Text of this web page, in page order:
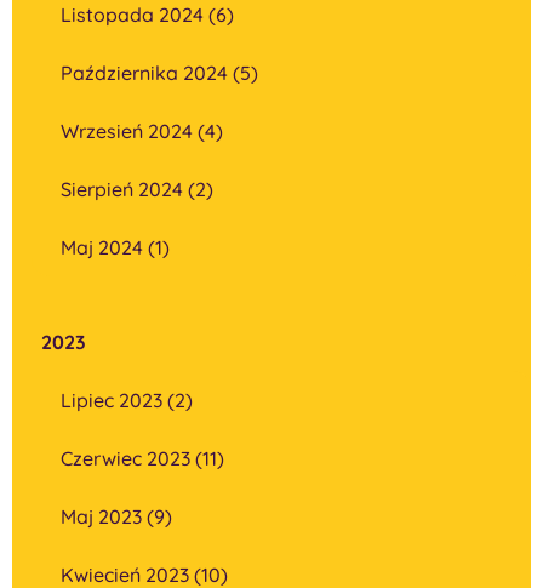
Listopada 2024 (6)
Października 2024 (5)
Wrzesień 2024 (4)
Sierpień 2024 (2)
Maj 2024 (1)
2023
Lipiec 2023 (2)
Czerwiec 2023 (11)
Maj 2023 (9)
Kwiecień 2023 (10)